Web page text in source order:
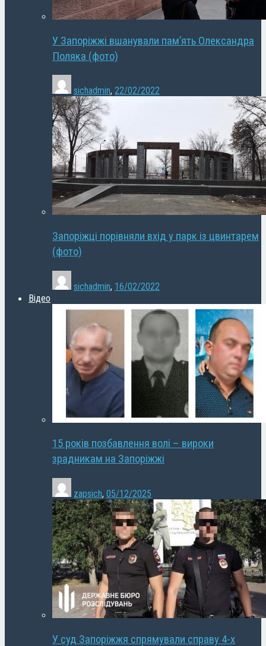
У Запоріжжі вшанували пам’ять Олександра
Поляка (фото)
sichadmin, 22/02/2022
Запоріжці порівняли вхід у парк із цвинтарем
(фото)
sichadmin, 16/02/2022
Відео
15 років позбавлення волі – вироки
зрадникам на Запоріжжі
zapsich, 05/12/2025
У суд Запоріжжя спрямували справу 4-х